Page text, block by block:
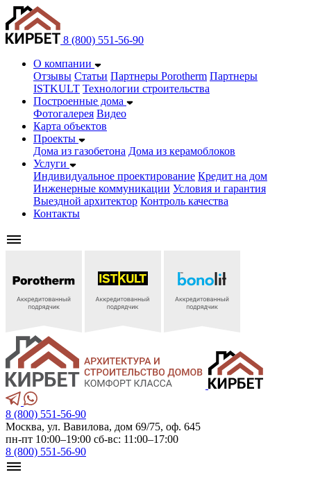
8 (800) 551-56-90
О компании
Отзывы Статьи Партнеры Porotherm Партнеры
ISTKULT Технологии строительства
Построенные дома
Фотогалерея Видео
Карта объектов
Проекты
Дома из газобетонa Дома из керамоблоков
Услуги
Индивидуальное проектирование Кредит на дом
Инженерные коммуникации Условия и гарантия
Выездной архитектор Контроль качества
Контакты
8 (800) 551-56-90
Москва, ул. Вавилова, дом 69/75, оф. 645
пн-пт 10:00–19:00 сб-вс: 11:00–17:00
8 (800) 551-56-90